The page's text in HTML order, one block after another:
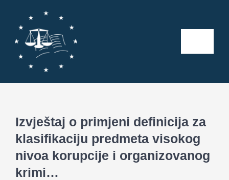
Toggle
Kalendar aktivnosti
Izvještaj o primjeni definicija za
klasifikaciju predmeta visokog
nivoa korupcije i organizovanog
krimi…